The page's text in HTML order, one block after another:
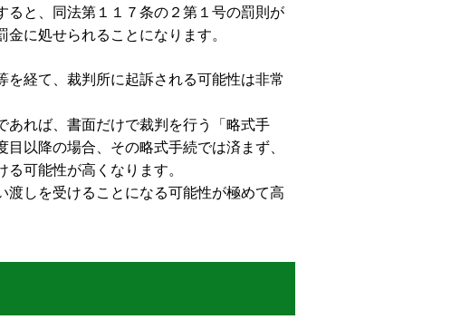
ると、同法第１１７条の２第１号の罰則が
に処せられることになります。
経て、裁判所に起訴される可能性は非常
れば、書面だけで裁判を行う「略式手
以降の場合、その略式手続では済まず、
可能性が高くなります。
しを受けることになる可能性が極めて高